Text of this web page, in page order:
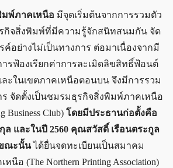
พ์ภาคเหนือ มีจุดเริ่มต้นจากการรวมตัว
กิจสิ่งพิมพ์ที่มีความรู้จักสนิทสนมกัน จัด
อย่างไม่เป็นทางการ ต่อมาเนื่องจากมี
ารฟ้องเรียกค่าการละเมิดลิขสิทธิ์ฟ้อนต์
ะในเขตภาคเหนือตอนบน จึงมีการรวม
ร จัดตั้งเป็นชมรมธุรกิจสิ่งพิมพ์ภาคเหนือ
Business Club) โดยมีประธานก่อตั้งคือ
และในปี 2560 คุณสวัสดิ์ เรือนตระกูล
ณะนั้นได้ยื่นจดทะเบียนเป็นสมาคม
อ (The Northern Printing Association)